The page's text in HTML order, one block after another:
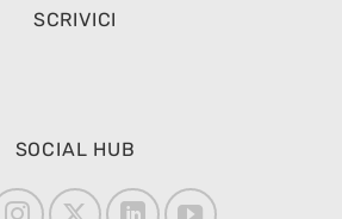
SCRIVICI
SOCIAL HUB